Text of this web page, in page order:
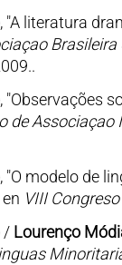
, "A literatura
, "Observações
de
, "O modelo de
VIII
/ Lourenço